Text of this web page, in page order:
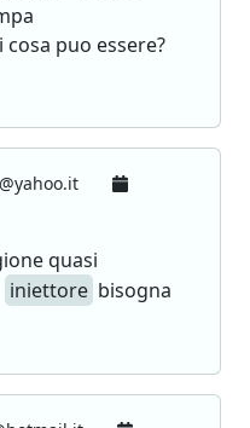
puo essere?
quasi
iniettore bisogna